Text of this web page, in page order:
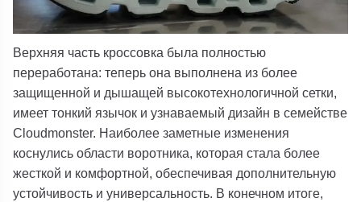
Верхняя часть кроссовка была полностью
переработана: теперь она выполнена из более
защищенной и дышащей высокотехнологичной сетки,
имеет тонкий язычок и узнаваемый дизайн в семействе
Cloudmonster. Наиболее заметные изменения
коснулись области воротника, которая стала более
жесткой и комфортной, обеспечивая дополнительную
устойчивость и универсальность. В конечном итоге,